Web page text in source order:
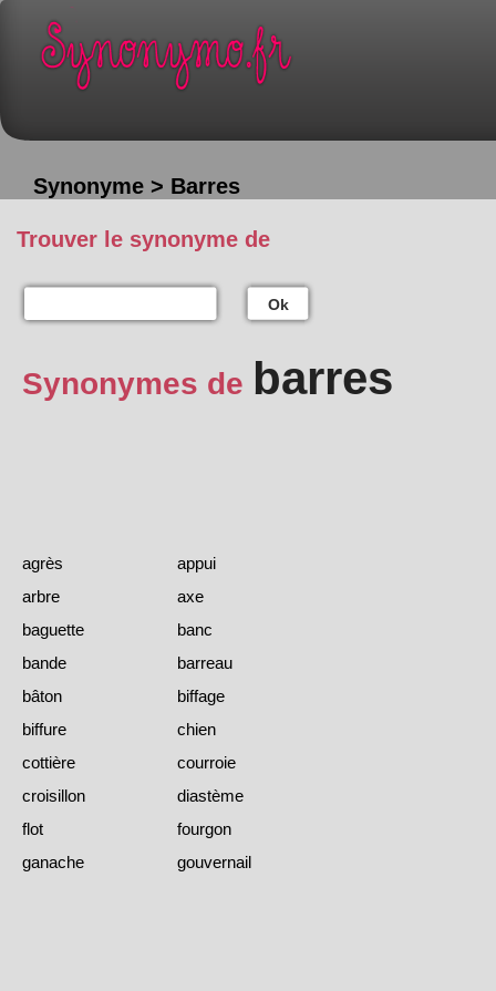
Synonyme > Barres
Trouver le synonyme de
Ok
Synonymes de barres
agrès
appui
arbre
axe
baguette
banc
bande
barreau
bâton
biffage
biffure
chien
cottière
courroie
croisillon
diastème
flot
fourgon
ganache
gouvernail